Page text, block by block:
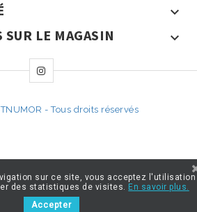

LE MAGASIN 
- Tous droits réservés
sur ce site, vous acceptez l'utilisation
des statistiques de visites. En savoir plus.
Accepter